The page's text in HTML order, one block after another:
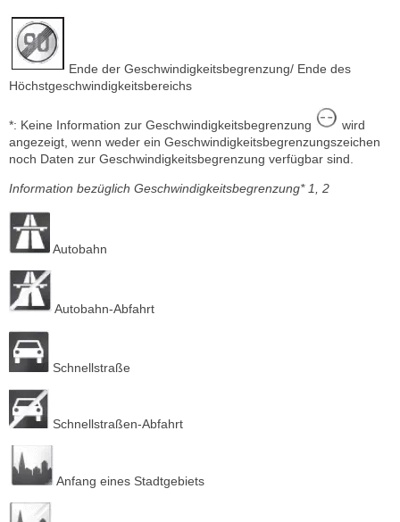
Ende der Geschwindigkeitsbegrenzung/ Ende des
Höchstgeschwindigkeitsbereichs
*: Keine Information zur Geschwindigkeitsbegrenzung
wird
angezeigt, wenn weder ein Geschwindigkeitsbegrenzungszeichen
noch Daten zur Geschwindigkeitsbegrenzung verfügbar sind.
Information bezüglich Geschwindigkeitsbegrenzung* 1, 2
Autobahn
Autobahn-Abfahrt
Schnellstraße
Schnellstraßen-Abfahrt
Anfang eines Stadtgebiets